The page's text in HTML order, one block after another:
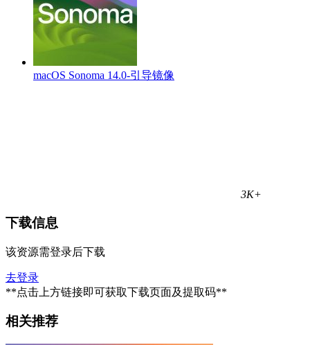
macOS Sonoma 14.0-引导镜像
3K+
下载信息
该资源需登录后下载
去登录
**点击上方链接即可获取下载页面及提取码**
相关推荐